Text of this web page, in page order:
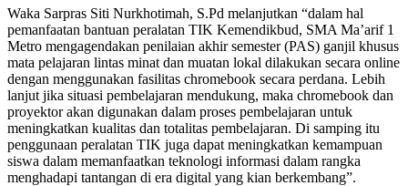
Waka Sarpras Siti Nurkhotimah, S.Pd melanjutkan “dalam hal
pemanfaatan bantuan peralatan TIK Kemendikbud, SMA Ma’arif 1
Metro mengagendakan penilaian akhir semester (PAS) ganjil khusus
mata pelajaran lintas minat dan muatan lokal dilakukan secara online
dengan menggunakan fasilitas chromebook secara perdana. Lebih
lanjut jika situasi pembelajaran mendukung, maka chromebook dan
proyektor akan digunakan dalam proses pembelajaran untuk
meningkatkan kualitas dan totalitas pembelajaran. Di samping itu
penggunaan peralatan TIK juga dapat meningkatkan kemampuan
siswa dalam memanfaatkan teknologi informasi dalam rangka
menghadapi tantangan di era digital yang kian berkembang”.